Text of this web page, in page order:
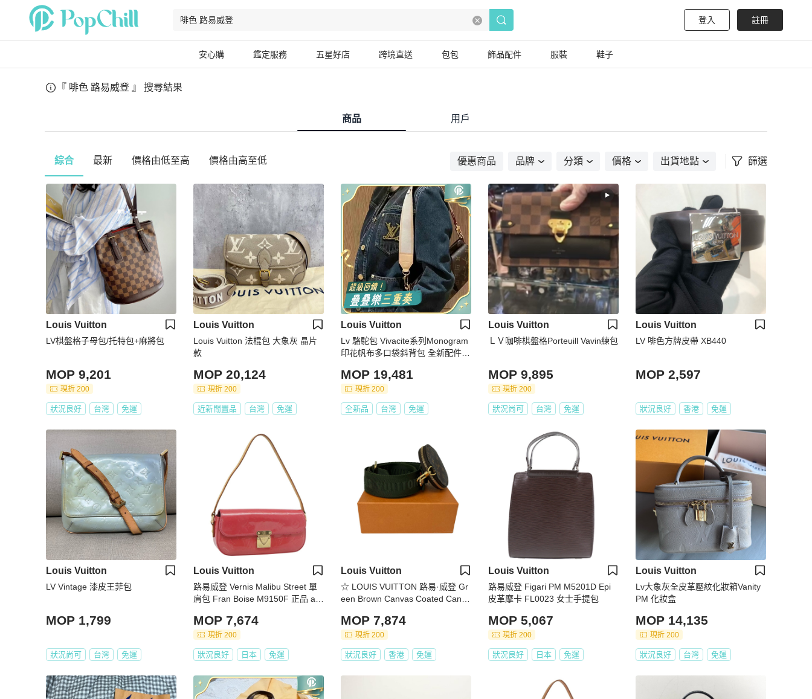
登入 註冊
安心購 鑑定服務 五星好店 跨境直送 包包 飾品配件 服裝 鞋子
『 啡色 路易威登 』 搜尋結果
商品 用戶
綜合 最新 價格由低至高 價格由高至低 優惠商品 品牌 分類 價格 出貨地點 篩選
Louis Vuitton
LV棋盤格子母包/托特包+麻將包
MOP 9,201
現折 200
狀況良好 台灣 免運
Louis Vuitton
Louis Vuitton 法棍包 大象灰 晶片
款
MOP 20,124
現折 200
近新閒置品 台灣 免運
Louis Vuitton
Lv 駱駝包 Vivacite系列Monogram
印花帆布多口袋斜背包 全新配件塵
MOP 19,481
現折 200
全新品 台灣 免運
Louis Vuitton
ＬＶ咖啡棋盤格Porteuill Vavin練包
MOP 9,895
現折 200
狀況尚可 台灣 免運
Louis Vuitton
LV 啡色方牌皮帶 XB440
MOP 2,597
狀況良好 香港 免運
Louis Vuitton
LV Vintage 漆皮王菲包
MOP 1,799
狀況尚可 台灣 免運
Louis Vuitton
路易威登 Vernis Malibu Street 單
肩包 Fran Boise M9150F 正品 ar1
MOP 7,674
現折 200
狀況良好 日本 免運
Louis Vuitton
☆ LOUIS VUITTON 路易·威登 Gr
een Brown Canvas Coated Canva
啡色帆布塗層帆布連小袋肩背帶-2
67012384
MOP 7,874
現折 200
狀況良好 香港 免運
Louis Vuitton
路易威登 Figari PM M5201D Epi
皮革摩卡 FL0023 女士手提包
MOP 5,067
現折 200
狀況良好 日本 免運
Louis Vuitton
Lv大象灰全皮革壓紋化妝箱Vanity
PM 化妝盒
MOP 14,135
現折 200
狀況良好 台灣 免運